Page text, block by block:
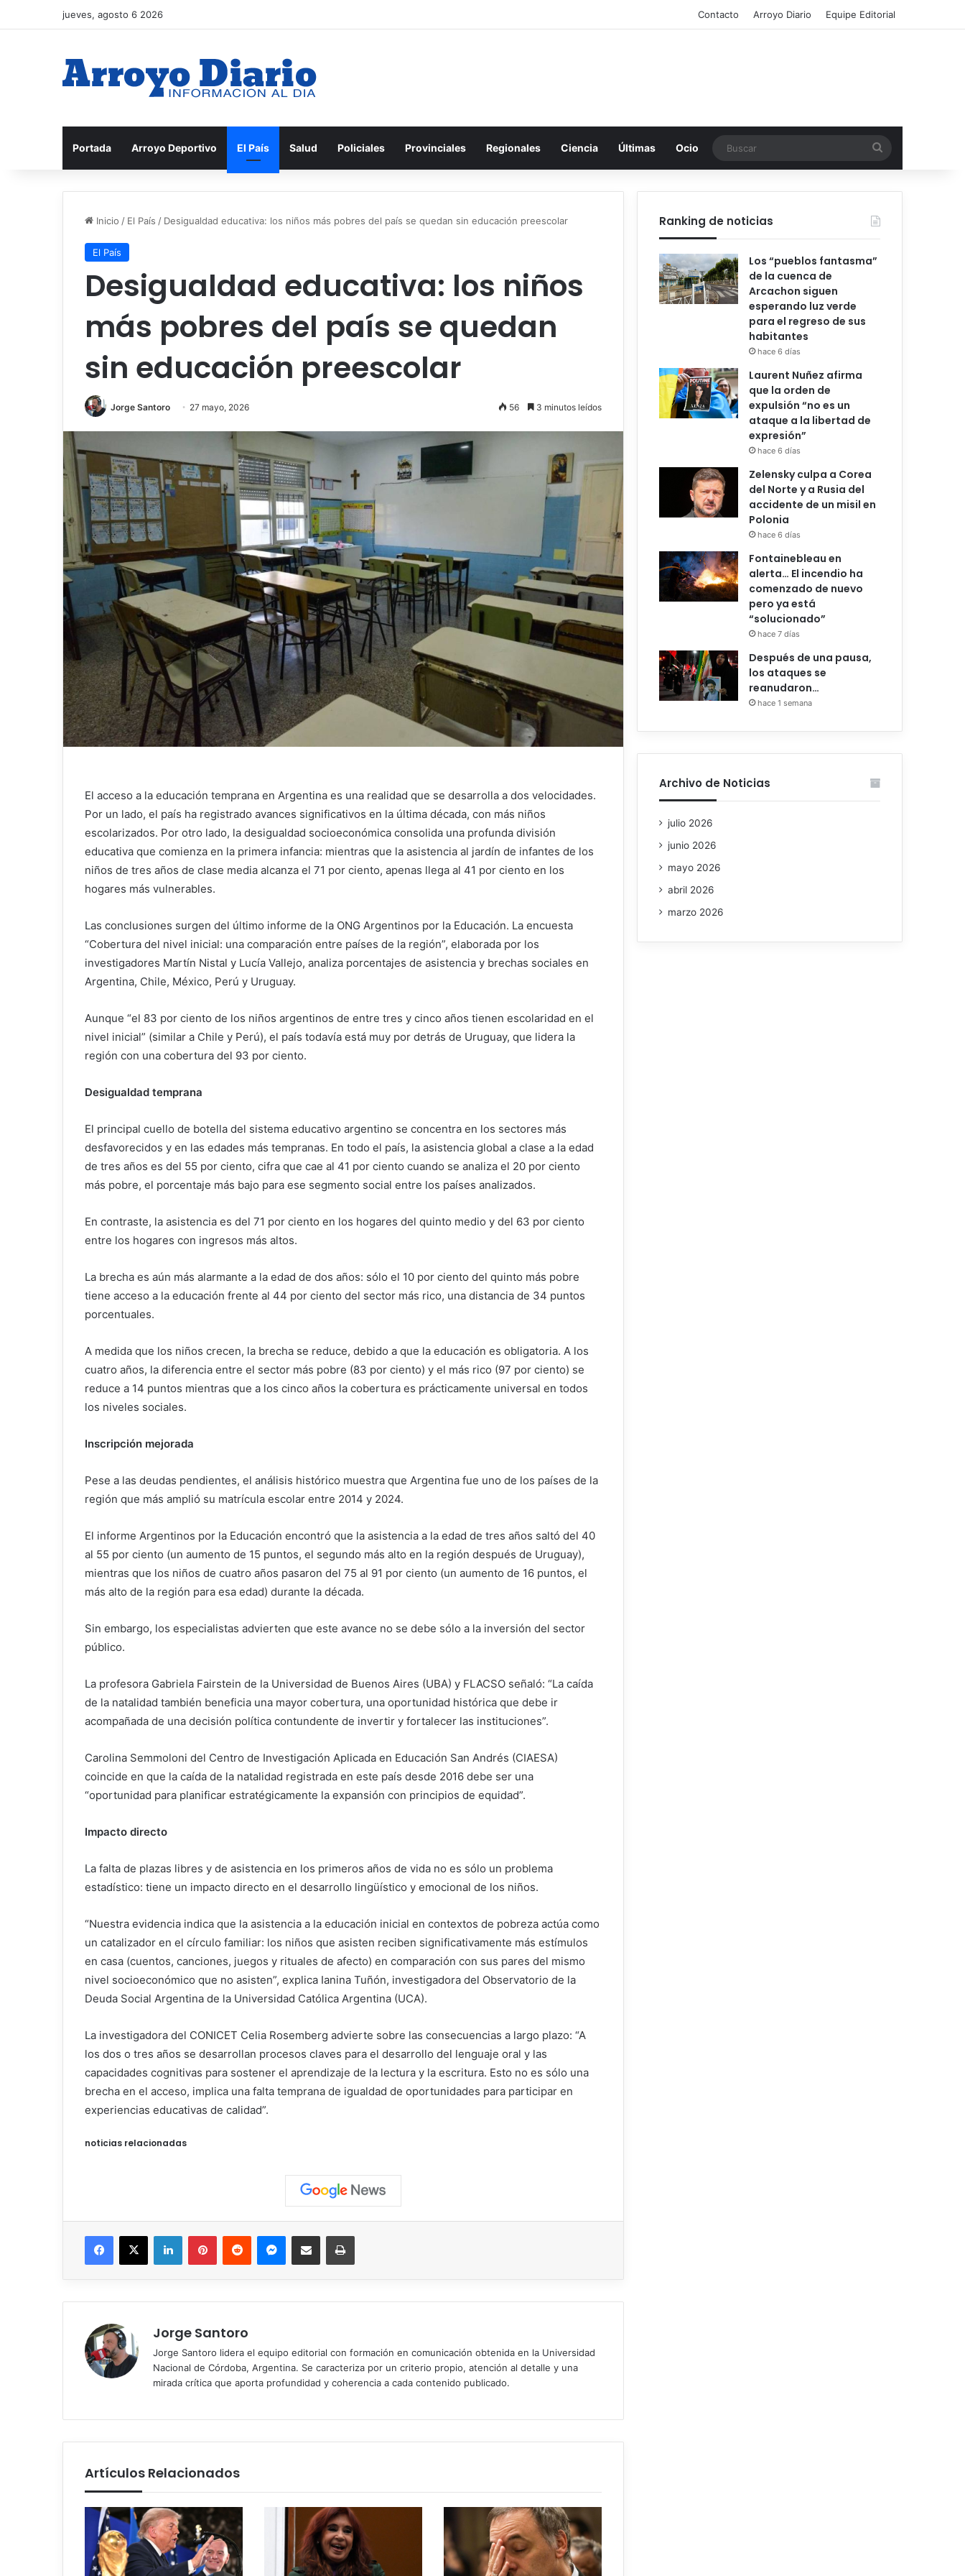
jueves, agosto 6 2026 Contacto Arroyo Diario Equipe Editorial
Portada Arroyo Deportivo El País Salud Policiales Provinciales Regionales Ciencia Últimas Ocio
Inicio / El País / Desigualdad educativa: los niños más pobres del país se quedan sin educación preescolar
El País
Desigualdad educativa: los niños
más pobres del país se quedan
sin educación preescolar
Jorge Santoro 27 mayo, 2026 56 3 minutos leídos
El acceso a la educación temprana en Argentina es una realidad que se desarrolla a dos velocidades.
Por un lado, el país ha registrado avances significativos en la última década, con más niños
escolarizados. Por otro lado, la desigualdad socioeconómica consolida una profunda división
educativa que comienza en la primera infancia: mientras que la asistencia al jardín de infantes de los
niños de tres años de clase media alcanza el 71 por ciento, apenas llega al 41 por ciento en los
hogares más vulnerables.
Las conclusiones surgen del último informe de la ONG Argentinos por la Educación. La encuesta
“Cobertura del nivel inicial: una comparación entre países de la región”, elaborada por los
investigadores Martín Nistal y Lucía Vallejo, analiza porcentajes de asistencia y brechas sociales en
Argentina, Chile, México, Perú y Uruguay.
Aunque “el 83 por ciento de los niños argentinos de entre tres y cinco años tienen escolaridad en el
nivel inicial” (similar a Chile y Perú), el país todavía está muy por detrás de Uruguay, que lidera la
región con una cobertura del 93 por ciento.
Desigualdad temprana
El principal cuello de botella del sistema educativo argentino se concentra en los sectores más
desfavorecidos y en las edades más tempranas. En todo el país, la asistencia global a clase a la edad
de tres años es del 55 por ciento, cifra que cae al 41 por ciento cuando se analiza el 20 por ciento
más pobre, el porcentaje más bajo para ese segmento social entre los países analizados.
En contraste, la asistencia es del 71 por ciento en los hogares del quinto medio y del 63 por ciento
entre los hogares con ingresos más altos.
La brecha es aún más alarmante a la edad de dos años: sólo el 10 por ciento del quinto más pobre
tiene acceso a la educación frente al 44 por ciento del sector más rico, una distancia de 34 puntos
porcentuales.
A medida que los niños crecen, la brecha se reduce, debido a que la educación es obligatoria. A los
cuatro años, la diferencia entre el sector más pobre (83 por ciento) y el más rico (97 por ciento) se
reduce a 14 puntos mientras que a los cinco años la cobertura es prácticamente universal en todos
los niveles sociales.
Inscripción mejorada
Pese a las deudas pendientes, el análisis histórico muestra que Argentina fue uno de los países de la
región que más amplió su matrícula escolar entre 2014 y 2024.
El informe Argentinos por la Educación encontró que la asistencia a la edad de tres años saltó del 40
al 55 por ciento (un aumento de 15 puntos, el segundo más alto en la región después de Uruguay),
mientras que los niños de cuatro años pasaron del 75 al 91 por ciento (un aumento de 16 puntos, el
más alto de la región para esa edad) durante la década.
Sin embargo, los especialistas advierten que este avance no se debe sólo a la inversión del sector
público.
La profesora Gabriela Fairstein de la Universidad de Buenos Aires (UBA) y FLACSO señaló: “La caída
de la natalidad también beneficia una mayor cobertura, una oportunidad histórica que debe ir
acompañada de una decisión política contundente de invertir y fortalecer las instituciones”.
Carolina Semmoloni del Centro de Investigación Aplicada en Educación San Andrés (CIAESA)
coincide en que la caída de la natalidad registrada en este país desde 2016 debe ser una
“oportunidad para planificar estratégicamente la expansión con principios de equidad”.
Impacto directo
La falta de plazas libres y de asistencia en los primeros años de vida no es sólo un problema
estadístico: tiene un impacto directo en el desarrollo lingüístico y emocional de los niños.
“Nuestra evidencia indica que la asistencia a la educación inicial en contextos de pobreza actúa como
un catalizador en el círculo familiar: los niños que asisten reciben significativamente más estímulos
en casa (cuentos, canciones, juegos y rituales de afecto) en comparación con sus pares del mismo
nivel socioeconómico que no asisten”, explica Ianina Tuñón, investigadora del Observatorio de la
Deuda Social Argentina de la Universidad Católica Argentina (UCA).
La investigadora del CONICET Celia Rosemberg advierte sobre las consecuencias a largo plazo: “A
los dos o tres años se desarrollan procesos claves para el desarrollo del lenguaje oral y las
capacidades cognitivas para sostener el aprendizaje de la lectura y la escritura. Esto no es sólo una
brecha en el acceso, implica una falta temprana de igualdad de oportunidades para participar en
experiencias educativas de calidad”.
noticias relacionadas
Facebook
X LinkedInPinterestReddit MessengerCompartir vía correo electrónicoImprimir
Jorge Santoro
Jorge Santoro lidera el equipo editorial con formación en comunicación obtenida en la Universidad
Nacional de Córdoba, Argentina. Se caracteriza por un criterio propio, atención al detalle y una
mirada crítica que aporta profundidad y coherencia a cada contenido publicado.
Artículos Relacionados
Ranking de noticias
Los “pueblos fantasma”
de la cuenca de
Arcachon siguen
esperando luz verde
para el regreso de sus
habitantes
hace 6 días
Laurent Nuñez afirma
que la orden de
expulsión “no es un
ataque a la libertad de
expresión”
hace 6 días
Zelensky culpa a Corea
del Norte y a Rusia del
accidente de un misil en
Polonia
hace 6 días
Fontainebleau en
alerta… El incendio ha
comenzado de nuevo
pero ya está
“solucionado”
hace 7 días
Después de una pausa,
los ataques se
reanudaron…
hace 1 semana
Archivo de Noticias
julio 2026
junio 2026
mayo 2026
abril 2026
marzo 2026